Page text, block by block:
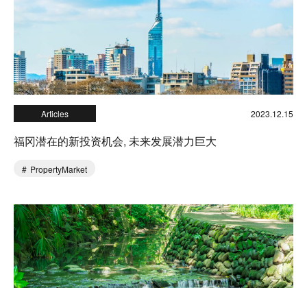
Articles 2023.12.15
福冈潜在的新投资机会, 未来发展潜力巨大
PropertyMarket